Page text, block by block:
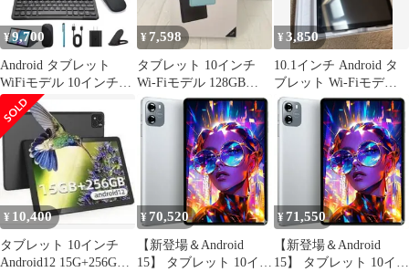
¥9,700
Android タブレット
WiFiモデル 10インチ
128GB 付属品付き
¥7,598
タブレット 10インチ
Wi-Fiモデル 128GB
9GBRAM ブルー
¥3,850
10.1インチ Android タ
ブレット Wi-Fiモデル
箱付き 動作確認済
¥ 10,400
タブレット 10インチ
Android12 15G+256G
¥ 70,520
【新登場＆Android
15】 タブレット 10イン
¥ 71,550
【新登場＆Android
15】 タブレット 10イン